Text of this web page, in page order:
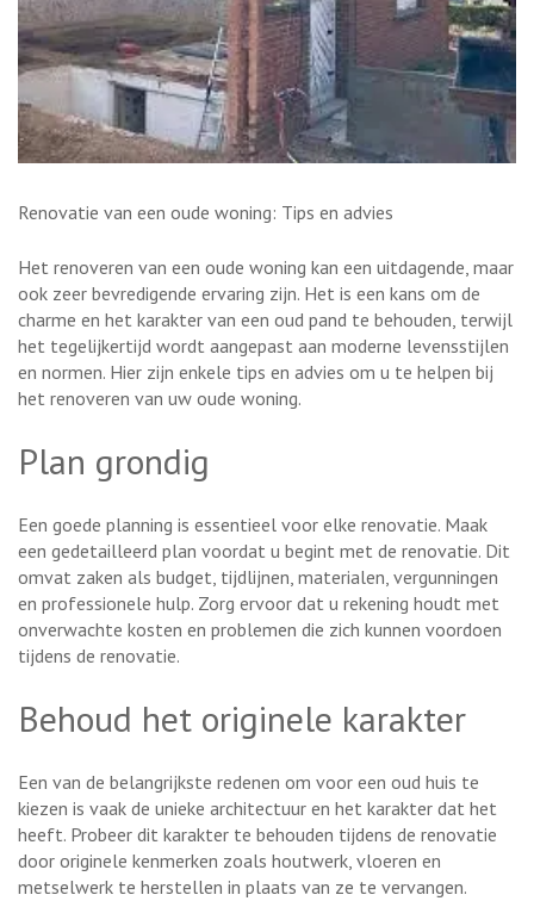
Renovatie van een oude woning: Tips en advies
Het renoveren van een oude woning kan een uitdagende, maar
ook zeer bevredigende ervaring zijn. Het is een kans om de
charme en het karakter van een oud pand te behouden, terwijl
het tegelijkertijd wordt aangepast aan moderne levensstijlen
en normen. Hier zijn enkele tips en advies om u te helpen bij
het renoveren van uw oude woning.
Plan grondig
Een goede planning is essentieel voor elke renovatie. Maak
een gedetailleerd plan voordat u begint met de renovatie. Dit
omvat zaken als budget, tijdlijnen, materialen, vergunningen
en professionele hulp. Zorg ervoor dat u rekening houdt met
onverwachte kosten en problemen die zich kunnen voordoen
tijdens de renovatie.
Behoud het originele karakter
Een van de belangrijkste redenen om voor een oud huis te
kiezen is vaak de unieke architectuur en het karakter dat het
heeft. Probeer dit karakter te behouden tijdens de renovatie
door originele kenmerken zoals houtwerk, vloeren en
metselwerk te herstellen in plaats van ze te vervangen.